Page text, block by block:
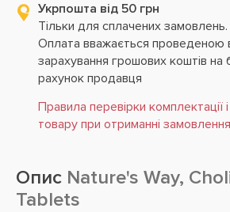
Укрпошта від 50 грн
Тільки для сплачених замовлень.
Оплата вважається проведеною
зарахування грошових коштів на
рахунок продавця
Правила перевірки комплектації
товару при отриманні замовлення
Опис Nature's Way,
Tablets